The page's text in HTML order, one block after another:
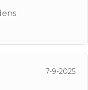
7-9-2025